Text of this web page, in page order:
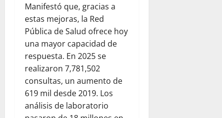
Manifestó que, gracias a
estas mejoras, la Red
Pública de Salud ofrece hoy
una mayor capacidad de
respuesta. En 2025 se
realizaron 7,781,502
consultas, un aumento de
619 mil desde 2019. Los
análisis de laboratorio